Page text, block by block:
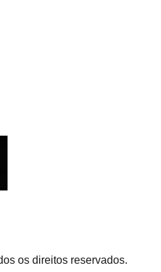
os direitos reservados.